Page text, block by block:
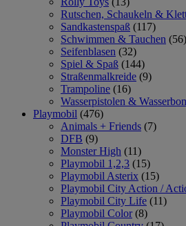
Rutschen, Schaukeln &
Sandkastenspaß (117)
Schwimmen & Tauchen (56)
Seifenblasen (32)
Spiel & Spaß (144)
Straßenmalkreide (9)
Trampoline (16)
Wasserpistolen &
Playmobil (476)
Animals + Friends (7)
DFB (9)
Monster High (11)
Playmobil 1,2,3 (15)
Playmobil Asterix (15)
Playmobil City Action /
Playmobil City Life (11)
Playmobil Color (8)